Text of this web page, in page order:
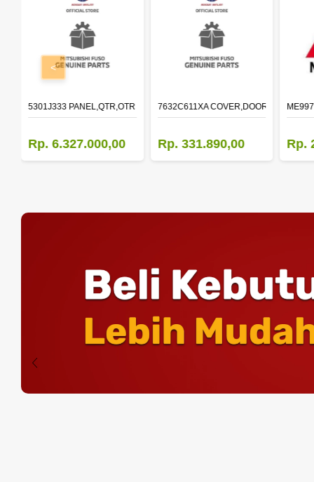
5301J333 PANEL,QTR,OTR LH
Rp. 6.327.000,00
7632C611XA COVER,DOOR
Rp. 331.890,00 Rp.
<